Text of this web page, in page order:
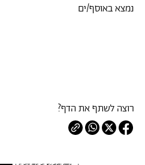
נמצא באוסף/ים
רוצה לשתף את הדף?